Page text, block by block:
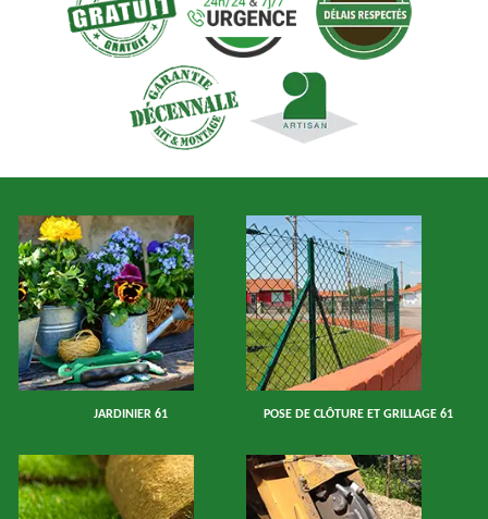
JARDINIER 61 POSE DE CLÔTURE ET GRILLAGE 61